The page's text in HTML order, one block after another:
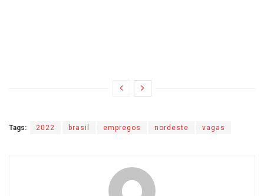
Tags: 2022 brasil empregos nordeste vagas